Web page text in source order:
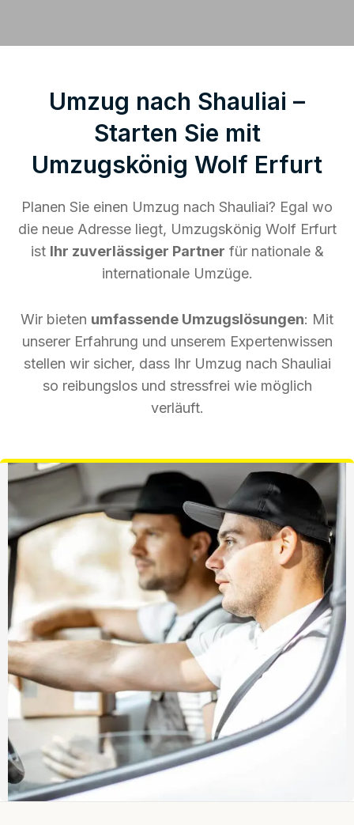
Umzug nach Shauliai –
Starten Sie mit
Umzugskönig Wolf Erfurt
Planen Sie einen Umzug nach Shauliai? Egal wo
die neue Adresse liegt, Umzugskönig Wolf Erfurt
ist Ihr zuverlässiger Partner für nationale &
internationale Umzüge.
Wir bieten umfassende Umzugslösungen: Mit
unserer Erfahrung und unserem Expertenwissen
stellen wir sicher, dass Ihr Umzug nach Shauliai
so reibungslos und stressfrei wie möglich
verläuft.